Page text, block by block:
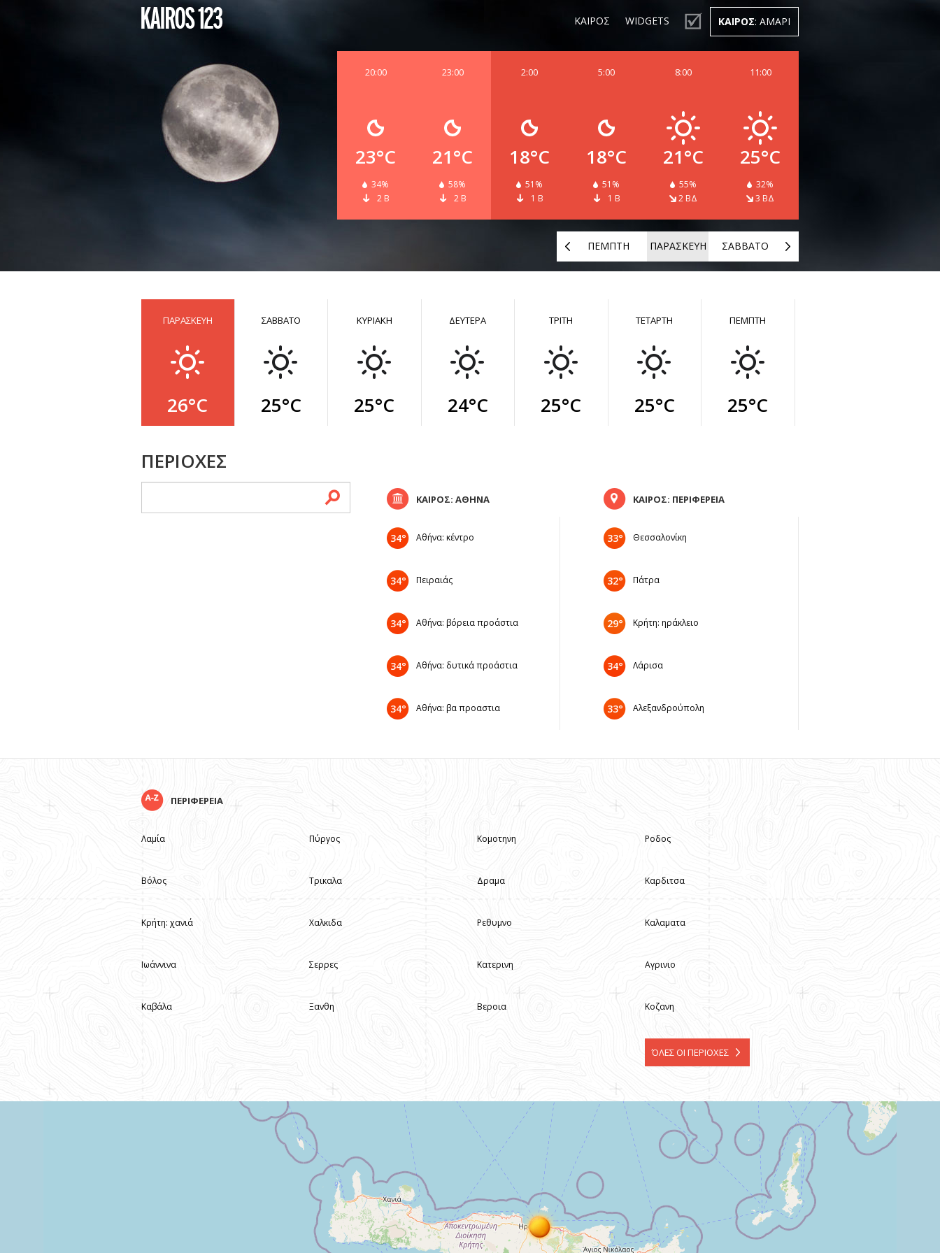
ΚΑΙΡΟΣ WIDGETS ΚΑΙΡΟΣ: ΑΜΑΡΙ
11:00
25°C
32%
3 ΒΔ
8:00
21°C
55%
2 ΒΔ
5:00
18°C
51%
1 Β
2:00
18°C
51%
1 Β
23:00
21°C
58%
2 Β
20:00
23°C
34%
2 Β
ΣΑΒΒΑΤΟ
ΠΑΡΑΣΚΕΥΗ
ΠΕΜΠΤΗ
ΠΑΡΑΣΚΕΥΗ
26°C
ΣΑΒΒΑΤΟ
25°C
ΚΥΡΙΑΚΗ
25°C
ΔΕΥΤΕΡΑ
24°C
ΤΡΙΤΗ
25°C
ΤΕΤΑΡΤΗ
25°C
ΠΕΜΠΤΗ
25°C
ΠΕΡΙΟΧΕΣ
ΚΑΙΡΟΣ: ΑΘΗΝΑ
34° Αθήνα: κέντρο
34° Πειραιάς
34° Αθήνα: βόρεια προάστια
34° Αθήνα: δυτικά προάστια
34° Αθήνα: βα προαστια
ΚΑΙΡΟΣ: ΠΕΡΙΦΕΡΕΙΑ
33° Θεσσαλονίκη
32° Πάτρα
29° Κρήτη: ηράκλειο
34° Λάρισα
33° Αλεξανδρούπολη
ΠΕΡΙΦΕΡΕΙΑ
Λαμία
Βόλος
Κρήτη: χανιά
Ιωάννινα
Καβάλα
Πύργος
Τρικαλα
Χαλκιδα
Σερρες
Ξανθη
Κομοτηνη
Δραμα
Ρεθυμνο
Κατερινη
Βεροια
Ροδος
Καρδιτσα
Καλαματα
Αγρινιο
Κοζανη
ΌΛΕΣ ΟΙ ΠΕΡΙΟΧΕΣ